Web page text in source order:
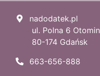
nadodatek.pl
ul. Polna 6 Otomin
80-174 Gdańsk
663-656-888